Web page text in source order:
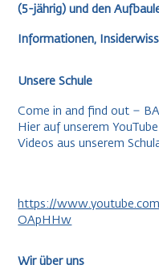
(5-jährig) und den
Informationen,
Unsere Schule
Come in and find out –
Hier auf unserem
Videos aus unserem
https://
OApHHw
Wir über uns